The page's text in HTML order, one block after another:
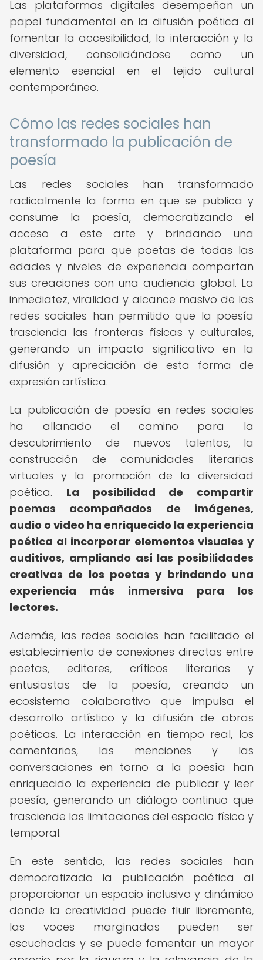
Las plataformas digitales desempeñan un
papel fundamental en la difusión poética al
fomentar la accesibilidad, la interacción y la
diversidad, consolidándose como un
elemento esencial en el tejido cultural
contemporáneo.
Cómo las redes sociales han
transformado la publicación de
poesía
Las redes sociales han transformado
radicalmente la forma en que se publica y
consume la poesía, democratizando el
acceso a este arte y brindando una
plataforma para que poetas de todas las
edades y niveles de experiencia compartan
sus creaciones con una audiencia global. La
inmediatez, viralidad y alcance masivo de las
redes sociales han permitido que la poesía
trascienda las fronteras físicas y culturales,
generando un impacto significativo en la
difusión y apreciación de esta forma de
expresión artística.
La publicación de poesía en redes sociales
ha allanado el camino para la
descubrimiento de nuevos talentos, la
construcción de comunidades literarias
virtuales y la promoción de la diversidad
poética. La posibilidad de compartir
poemas acompañados de imágenes,
audio o video ha enriquecido la experiencia
poética al incorporar elementos visuales y
auditivos, ampliando así las posibilidades
creativas de los poetas y brindando una
experiencia más inmersiva para los
lectores.
Además, las redes sociales han facilitado el
establecimiento de conexiones directas entre
poetas, editores, críticos literarios y
entusiastas de la poesía, creando un
ecosistema colaborativo que impulsa el
desarrollo artístico y la difusión de obras
poéticas. La interacción en tiempo real, los
comentarios, las menciones y las
conversaciones en torno a la poesía han
enriquecido la experiencia de publicar y leer
poesía, generando un diálogo continuo que
trasciende las limitaciones del espacio físico y
temporal.
En este sentido, las redes sociales han
democratizado la publicación poética al
proporcionar un espacio inclusivo y dinámico
donde la creatividad puede fluir libremente,
las voces marginadas pueden ser
escuchadas y se puede fomentar un mayor